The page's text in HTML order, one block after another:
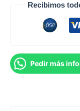
Recibimos
Pedir más